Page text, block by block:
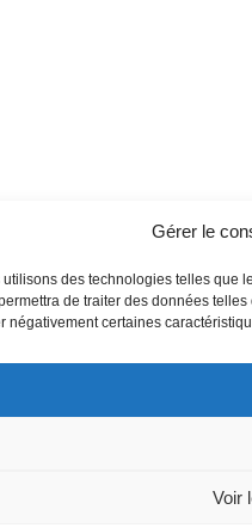
Gérer le
des technologies telles
de traiter des données
négativement certaines
Voir